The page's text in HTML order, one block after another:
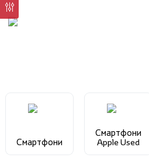
Смартфони
Смартфони
Apple Used